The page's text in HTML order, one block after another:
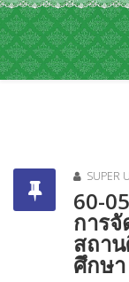
SUPER
60-
การ
สถา
ศึกษ